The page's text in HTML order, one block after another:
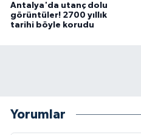
Antalya'da utanç dolu
görüntüler! 2700 yıllık
tarihi böyle korudu
Yorumlar